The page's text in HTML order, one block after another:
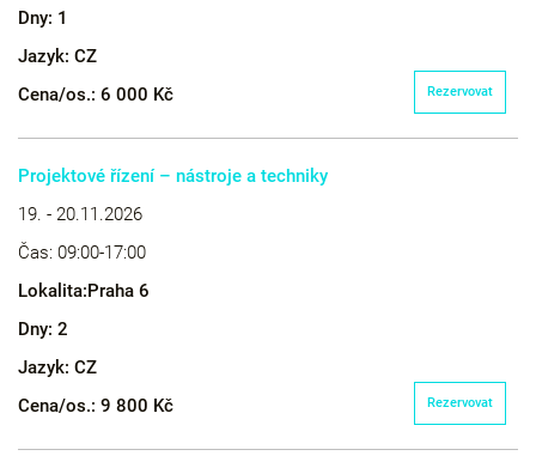
Dny: 1
Jazyk: CZ
Cena/os.: 6 000 Kč Rezervovat
Projektové řízení – nástroje a techniky
19. - 20.11.2026
Čas: 09:00-17:00
Lokalita:Praha 6
Dny: 2
Jazyk: CZ
Cena/os.: 9 800 Kč Rezervovat